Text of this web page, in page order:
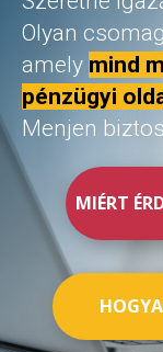
Olyan
amely mind
pénzügyi
Menjen
MIÉRT